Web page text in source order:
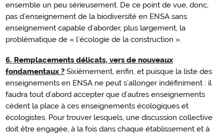
ensemble un peu sérieusement. De ce point de vue, donc,
pas d’enseignement de la biodiversité en ENSA sans
enseignement capable d’aborder, plus largement, la
problématique de « l’écologie de la construction ».
Vers
de
nouveaux
fondamentaux
?
6. Remplacements délicats, vers de nouveaux
fondamentaux ? Sixièmement, enfin, et puisque la liste des
enseignements en ENSA ne peut s’allonger indéfiniment : il
faudra tout d’abord accepter que d’autres enseignements
cèdent la place à ces enseignements écologiques et
écologistes. Pour trouver lesquels, une discussion collective
doit être engagée, à la fois dans chaque établissement et à